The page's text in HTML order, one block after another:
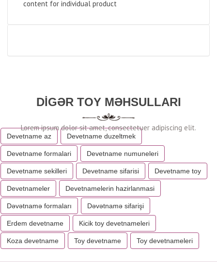
content for individual product
DIGƏR TOY MƏHSULLARI
Devetname az Devetname duzeltmek
Devetname formalari Devetname numuneleri
Devetname sekilleri Devetname sifarisi Devetname toy
Devetnameler Devetnamelerin hazirlanmasi
Dəvətnamə formaları Dəvətnamə sifarişi
Erdem devetname Kicik toy devetnameleri
Koza devetname Toy devetname Toy devetnameleri